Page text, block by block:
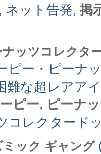
ネット告発, 掲
ナッツコレクタ
ピー・ピーナ
難な超レアア
ピー, ピーナ
コレクタード
ミック ギャング